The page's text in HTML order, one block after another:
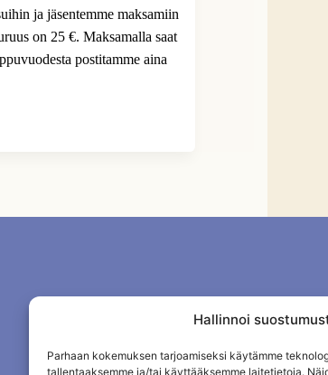
Hallinnoi
Parhaan kokemuksen tarjoamiseksi käytämme
tallentaaksemme ja/tai käyttääksemme laitetietoja.
ja jäsentemme maksamiin
on 25 €. Maksamalla saat
postitamme aina